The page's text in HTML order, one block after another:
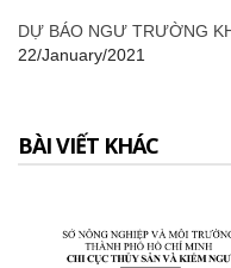
DỰ BÁO NGƯ TRƯỜNG
22/January/2021
BÀI VIẾT KHÁC